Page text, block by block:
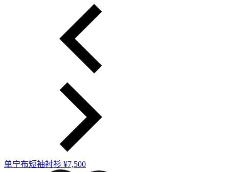
单宁布短袖衬衫 ¥7,500